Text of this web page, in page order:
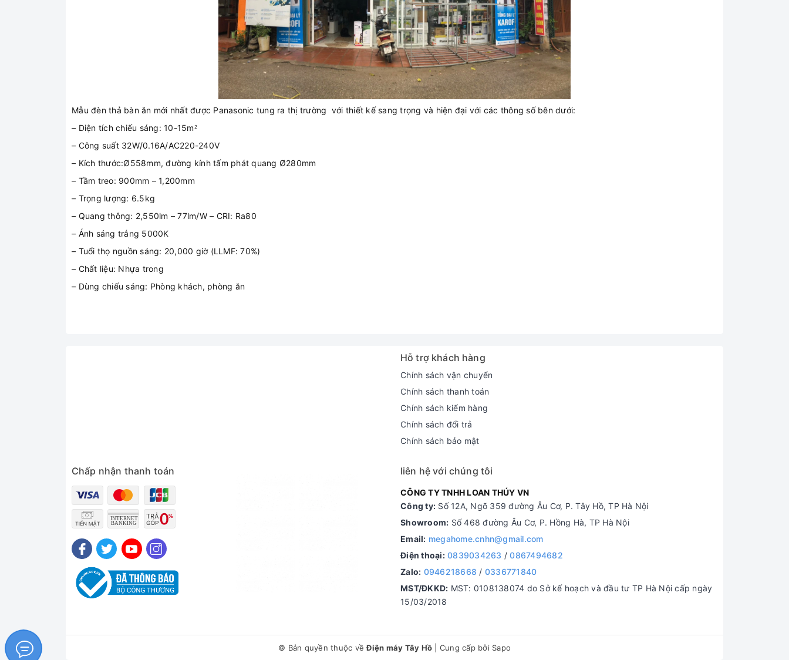
Mẫu đèn thả bàn ăn mới nhất được Panasonic tung ra thị trường với thiết kế sang trọng và hiện đại với các thông số bên dưới:
– Diện tích chiếu sáng: 10-15m 2
– Công suất 32W/0.16A/AC220-240V
– Kích thước:Ø558mm, đường kính tấm phát quang Ø280mm
– Tầm treo: 900mm – 1,200mm
– Trọng lượng: 6.5kg
– Quang thông: 2,550lm – 77lm/W – CRI: Ra80
– Ánh sáng trắng 5000K
– Tuổi thọ nguồn sáng: 20,000 giờ (LLMF: 70%)
– Chất liệu: Nhựa trong
– Dùng chiếu sáng: Phòng khách, phòng ăn
Hỗ trợ khách hàng
Chính sách vận chuyển
Chính sách thanh toán
Chính sách kiểm hàng
Chính sách đổi trả
Chính sách bảo mật
Chấp nhận thanh toán liên hệ với chúng tôi
CÔNG TY TNHH LOAN THÚY VN
Công ty: Số 12A, Ngõ 359 đường Âu Cơ, P. Tây Hồ, TP Hà Nội
Showroom: Số 468 đường Âu Cơ, P. Hồng Hà, TP Hà Nội
Email: megahome.cnhn@gmail.com
Điện thoại: 0839034263 /0867494682
Zalo: 0946218668 / 0336771840
MST/ĐKKD: MST: 0108138074 do Sở kế hoạch và đầu tư TP Hà Nội cấp ngày
15/03/2018
© Bản quyền thuộc vềĐiện máy Tây Hồ Cung cấp bởi Sapo